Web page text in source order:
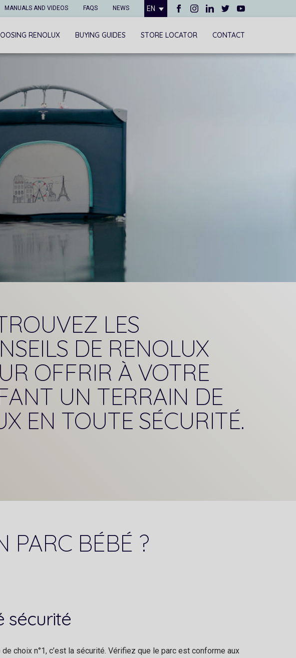
MANUALS AND VIDEOS FAQS NEWS EN
RENOLUX BUYING GUIDES STORE LOCATOR CONTACT
LES
DE RENOLUX
OFFRIR À VOTRE
UN TERRAIN DE
EN TOUTE SÉCURITÉ.
PARC BÉBÉ ?
sécurité
choix n°1, c’est la sécurité. Vérifiez que le parc est conforme aux